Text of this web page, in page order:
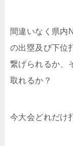
間違いなく県内
の出塁及び下位
繋げられるか、
取れるか？
今大会どれだけ